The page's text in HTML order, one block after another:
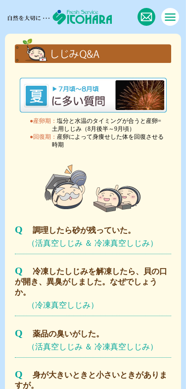
●産卵期： 塩分と水温のタイミングが合うと産卵=
土用しじみ（8月後半～9月頃）
●回復期： 産卵によって身痩せした体を回復させる
時期
Q
調理したら砂が残っていた。
（活真空しじみ ＆ 冷凍真空しじみ）
Q
冷凍したしじみを解凍したら、貝の口
が開き、異臭がしました。なぜでしょう
か。
（冷凍真空しじみ）
Q
薬品の臭いがした。
（活真空しじみ ＆ 冷凍真空しじみ）
Q
身が大きいときと小さいときがありま
すが。